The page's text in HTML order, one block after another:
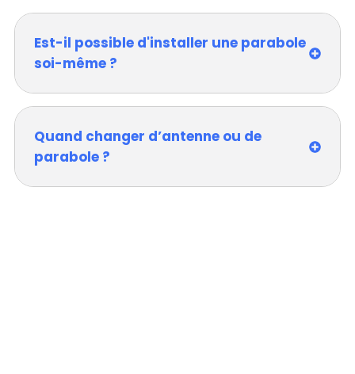
Est-il possible d'installer une parabole
soi-même ?
Quand changer d’antenne ou de
parabole ?